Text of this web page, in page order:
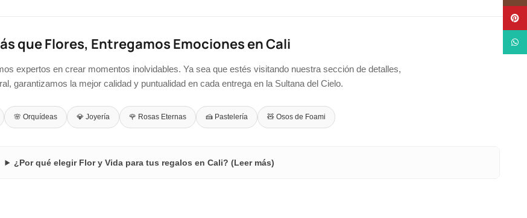
que Flores, Entregamos Emociones en Cali
expertos en crear momentos inolvidables. Ya sea que estés visitando nuestra sección de detalles,
garantizamos la mejor calidad y puntualidad en cada entrega en la Sultana del Cielo.
🌸 Orquídeas 💎 Joyería 🌹 Rosas Eternas 🍰 Pastelería 🧸 Osos de Foami
¿Por qué elegir Flor y Vida para tus regalos en Cali? (Leer más)